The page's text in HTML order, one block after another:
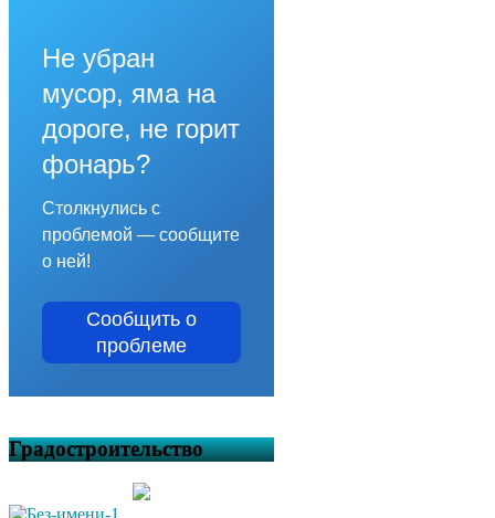
Не убран
мусор, яма на
дороге, не горит
фонарь?
Столкнулись с
проблемой — сообщите
о ней!
Сообщить о
проблеме
Градостроительство